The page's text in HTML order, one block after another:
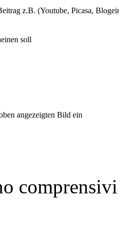
z.B. (Youtube, Picasa,
soll
angezeigten Bild ein